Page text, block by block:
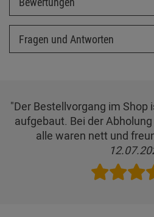
Fragen und Antworten
"Der Bestellvorgang im Shop
aufgebaut. Bei der
alle waren nett und